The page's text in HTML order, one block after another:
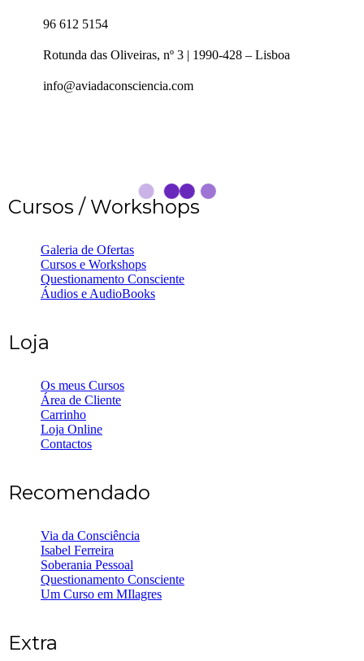
96 612 5154
Rotunda das Oliveiras, nº 3 | 1990-428 – Lisboa
info@aviadaconsciencia.com
Cursos / Workshops
Galeria de Ofertas
Cursos e Workshops
Questionamento Consciente
Áudios e AudioBooks
Loja
Os meus Cursos
Área de Cliente
Carrinho
Loja Online
Contactos
Recomendado
Via da Consciência
Isabel Ferreira
Soberania Pessoal
Questionamento Consciente
Um Curso em MIlagres
Extra